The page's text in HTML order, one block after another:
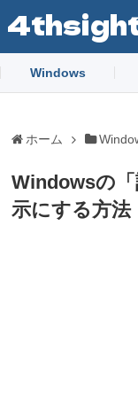
Windows
ホーム
Windowsの
示にする方法